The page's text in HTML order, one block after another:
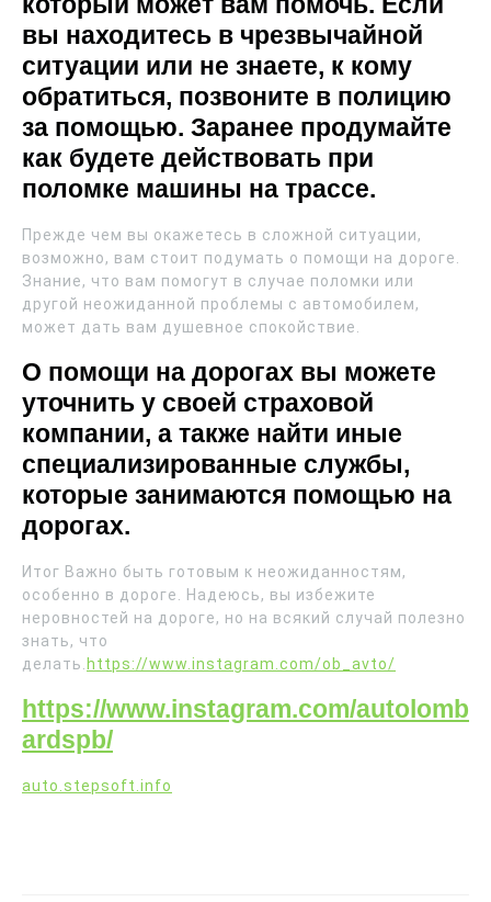
вы находитесь в чрезвычайной
ситуации или не знаете, к кому
обратиться, позвоните в полицию
за помощью. Заранее продумайте
как будете действовать при
поломке машины на трассе.
Прежде чем вы окажетесь в сложной ситуации,
возможно, вам стоит подумать о помощи на дороге.
Знание, что вам помогут в случае поломки или
другой неожиданной проблемы с автомобилем,
может дать вам душевное спокойствие.
О помощи на дорогах вы можете
уточнить у своей страховой
компании, а также найти иные
специализированные службы,
которые занимаются помощью на
дорогах.
Итог Важно быть готовым к неожиданностям,
особенно в дороге. Надеюсь, вы избежите
неровностей на дороге, но на всякий случай полезно
знать, что
делать. https://www.instagram.com/ob_avto/
https://www.instagram.com/autolomb
ardspb/
auto.stepsoft.info